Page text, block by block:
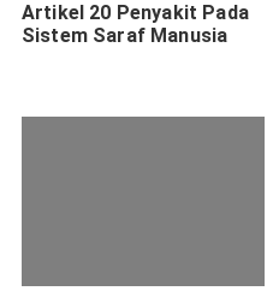
Artikel 20 Penyakit Pada
Sistem Saraf Manusia